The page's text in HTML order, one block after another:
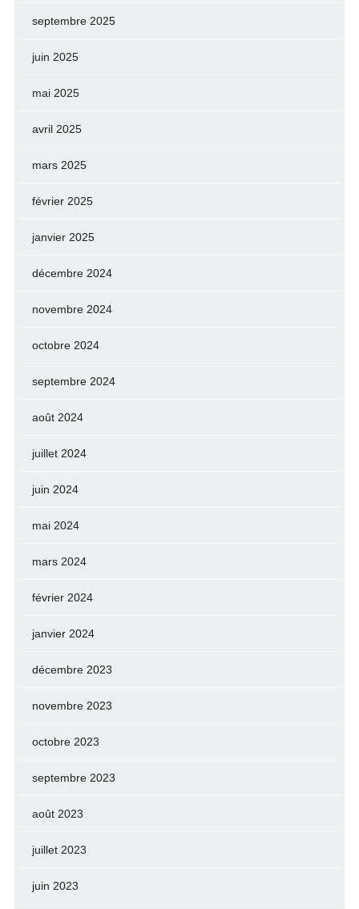
septembre 2025
juin 2025
mai 2025
avril 2025
mars 2025
février 2025
janvier 2025
décembre 2024
novembre 2024
octobre 2024
septembre 2024
août 2024
juillet 2024
juin 2024
mai 2024
mars 2024
février 2024
janvier 2024
décembre 2023
novembre 2023
octobre 2023
septembre 2023
août 2023
juillet 2023
juin 2023